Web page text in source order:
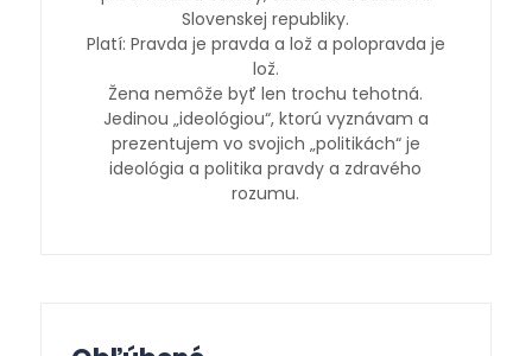
Slovenskej republiky.
Platí: Pravda je pravda a lož a polopravda je
lož.
Žena nemôže byť len trochu tehotná.
Jedinou „ideológiou“, ktorú vyznávam a
prezentujem vo svojich „politikách“ je
ideológia a politika pravdy a zdravého
rozumu.